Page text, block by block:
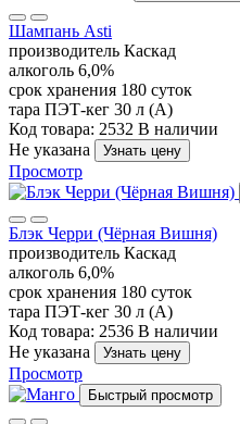
Шампань Asti
производитель Каскад
алкоголь 6,0%
срок хранения 180 суток
тара ПЭТ-кег 30 л (А)
Код товара: 2532 В наличии
Не указана
Узнать цену
Просмотр
Блэк Черри (Чёрная Вишня)
производитель Каскад
алкоголь 6,0%
срок хранения 180 суток
тара ПЭТ-кег 30 л (А)
Код товара: 2536 В наличии
Не указана
Узнать цену
Просмотр
Быстрый просмотр